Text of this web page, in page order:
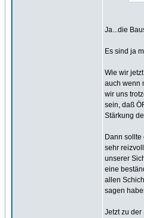
Ja...die
Es sind ja
Wie wir
auch wenn
wir uns
sein, daß
Stärkung
Dann
sehr
unserer
eine
allen
sagen
Jetzt zu